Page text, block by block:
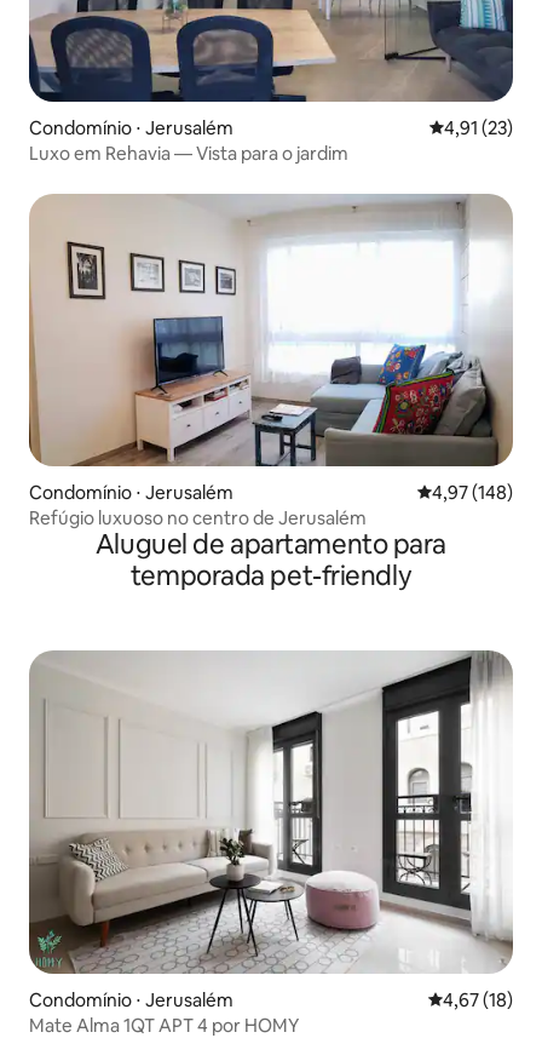
Condomínio ⋅ Jerusalém 4,91 de uma
4,91 (23)
Luxo em Rehavia — Vista para o jardim
Condomínio ⋅ Jerusalém 4,97 de uma
4,97 (148)
Refúgio luxuoso no centro de Jerusalém
Aluguel de apartamento para
temporada pet-friendly
Condomínio ⋅ Jerusalém 4,67 de uma
4,67 (18)
Mate Alma 1QT APT 4 por HOMY